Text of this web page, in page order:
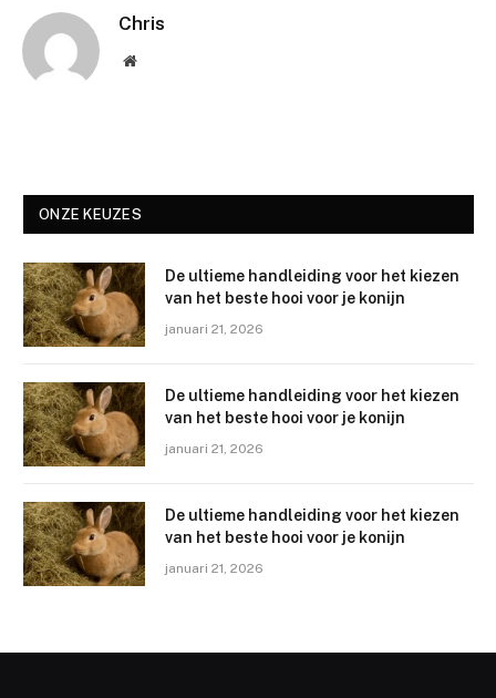
Chris
Website
ONZE KEUZES
De ultieme handleiding voor het kiezen
van het beste hooi voor je konijn
januari 21, 2026
De ultieme handleiding voor het kiezen
van het beste hooi voor je konijn
januari 21, 2026
De ultieme handleiding voor het kiezen
van het beste hooi voor je konijn
januari 21, 2026